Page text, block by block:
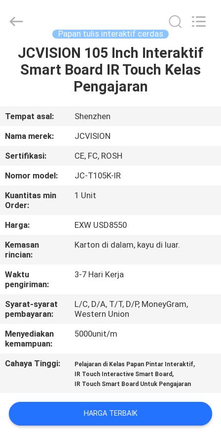
RUMAH
TENTANG
KITA
WISATA
PABRIK
KONTROL
KUALITAS
HUBUNGI
KAMI
BERITA
SEMUA
KASUS
REQUEST
SUATU
Interactive
Technology
Reserved.
Papan tulis interaktif cerdas
JCVISION 105 Inch Interaktif
Smart Board IR Touch Kelas
Pengajaran
Tempat asal:
Shenzhen
Nama merek:
JCVISION
Sertifikasi:
CE, FC, ROSH
Nomor model:
JC-T105K-IR
Kuantitas min
Order:
1 Unit
Harga:
EXW USD8550
Kemasan
rincian:
Karton di dalam, kayu di luar.
Waktu
pengiriman:
3-7 Hari Kerja
Syarat-syarat
pembayaran:
L/C, D/A, T/T, D/P, MoneyGram,
Western Union
Menyediakan
kemampuan:
5000unit/m
Cahaya Tinggi: Pelajaran di Kelas Papan Pintar Interaktif,
IR Touch Interactive Smart Board ,
IR Touch Smart Board Untuk Pengajaran
HARGA TERBAIK